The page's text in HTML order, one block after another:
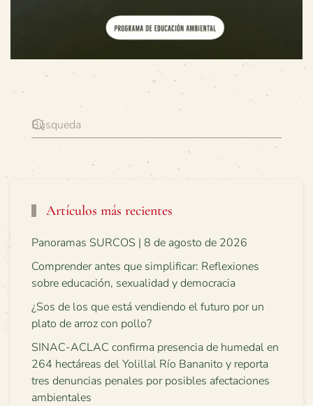
Artículos más recientes
Panoramas SURCOS | 8 de agosto de 2026
Comprender antes que simplificar: Reflexiones
sobre educación, sexualidad y democracia
¿Sos de los que está vendiendo el futuro por un
plato de arroz con pollo?
SINAC-ACLAC confirma presencia de humedal en
264 hectáreas del Yolillal Río Bananito y reporta
tres denuncias penales por posibles afectaciones
ambientales